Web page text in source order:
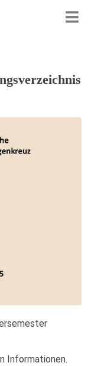
Informationen.